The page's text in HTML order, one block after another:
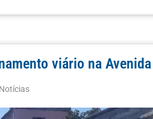
viário na
Notícias